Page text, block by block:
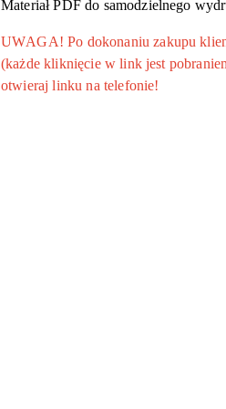
Materiał PDF do samodzielnego
UWAGA! Po dokonaniu zakupu
(każde kliknięcie w link jest
otwieraj linku na telefonie!